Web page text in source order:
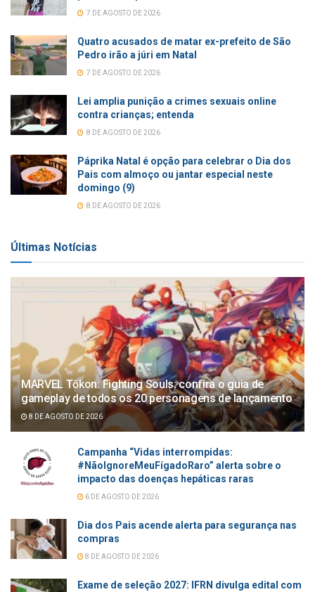
7 DE AGOSTO DE 2026
Quatro acusados de matar ex-prefeito de São
Pedro irão a júri em Natal
7 DE AGOSTO DE 2026
Lei amplia punição a crimes sexuais online
contra crianças; entenda
8 DE AGOSTO DE 2026
Páprika Natal é opção para celebrar o Dia dos
Pais com almoço ou jantar especial neste
domingo (9)
8 DE AGOSTO DE 2026
Últimas Notícias
MARVEL Tōkon: Fighting Souls: confira o guia de
gameplay de todos os 20 personagens de lançamento
8 DE AGOSTO DE 2026
Campanha “Vidas interrompidas:
#NãoIgnoreMeuFígadoRaro” alerta sobre o
impacto das doenças hepáticas raras
6 DE AGOSTO DE 2026
Dia dos Pais acende alerta para segurança nas
compras
8 DE AGOSTO DE 2026
Exame de seleção 2027: IFRN divulga edital com